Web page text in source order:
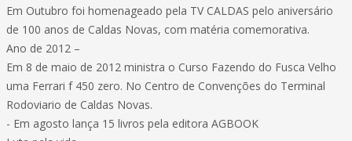
Em Outubro foi homenageado pela TV CALDAS pelo aniversário
de 100 anos de Caldas Novas, com matéria comemorativa.
Ano de 2012 –
Em 8 de maio de 2012 ministra o Curso Fazendo do Fusca Velho
uma Ferrari f 450 zero. No Centro de Convenções do Terminal
Rodoviario de Caldas Novas.
- Em agosto lança 15 livros pela editora AGBOOK